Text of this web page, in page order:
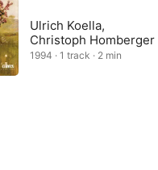
Ulrich Koella,
Christoph Homberger
1994 · 1 track · 2 min